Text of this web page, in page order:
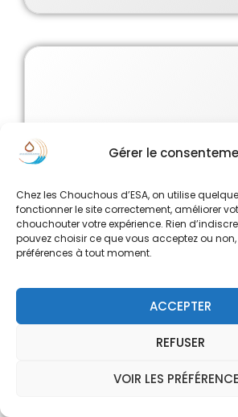
Gérer le
Chez les Chouchous d’ESA, on utilise
fonctionner le site correctement, améliorer
chouchouter votre expérience. Rien
pouvez choisir ce que vous acceptez ou
préférences à tout moment.
ACCEPTER
REFUSER
VOIR LESTANKS Ecosoft